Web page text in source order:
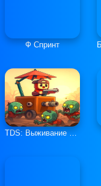
Ф Спринт
TDS: Выживание в Башне Судьбы